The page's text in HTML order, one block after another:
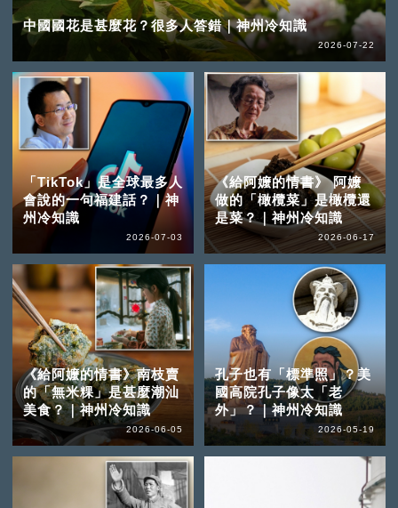
中國國花是甚麼花？很多人答錯｜神州冷知識
2026-07-22
「TikTok」是全球最多人
會說的一句福建話？｜神
州冷知識
2026-07-03
《給阿嬤的情書》 阿嬤
做的「橄欖菜」是橄欖還
是菜？｜神州冷知識
2026-06-17
《給阿嬤的情書》南枝賣
的「無米粿」是甚麼潮汕
美食？｜神州冷知識
2026-06-05
孔子也有「標準照」？美
國高院孔子像太「老
外」？｜神州冷知識
2026-05-19